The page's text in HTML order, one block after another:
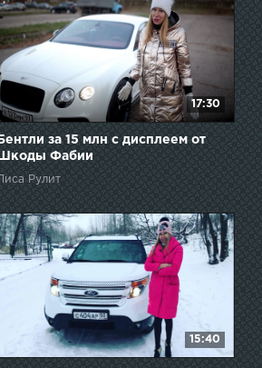
17:30
Бентли за 15 млн с дисплеем от
Шкоды Фабии
Рулит
15:40